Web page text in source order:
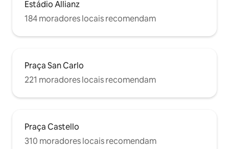
Estádio Allianz
184 moradores locais recomendam
Praça San Carlo
221 moradores locais recomendam
Praça Castello
310 moradores locais recomendam